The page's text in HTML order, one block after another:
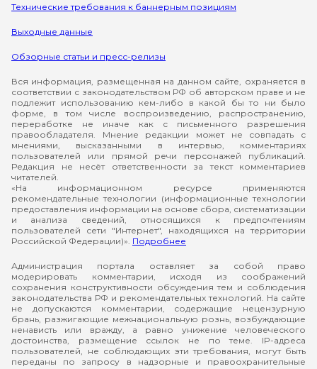
Технические требования к баннерным позициям
Выходные данные
Обзорные статьи и пресс-релизы
Вся информация, размещенная на данном сайте, охраняется в
соответствии с законодательством РФ об авторском праве и не
подлежит использованию кем-либо в какой бы то ни было
форме, в том числе воспроизведению, распространению,
переработке не иначе как с письменного разрешения
правообладателя. Мнение редакции может не совпадать с
мнениями, высказанными в интервью, комментариях
пользователей или прямой речи персонажей публикаций.
Редакция не несёт ответственности за текст комментариев
читателей.
«На информационном ресурсе применяются
рекомендательные технологии (информационные технологии
предоставления информации на основе сбора, систематизации
и анализа сведений, относящихся к предпочтениям
пользователей сети "Интернет", находящихся на территории
Российской Федерации)». Подробнее
Администрация портала оставляет за собой право
модерировать комментарии, исходя из соображений
сохранения конструктивности обсуждения тем и соблюдения
законодательства РФ и рекомендательных технологий. На сайте
не допускаются комментарии, содержащие нецензурную
брань, разжигающие межнациональную рознь, возбуждающие
ненависть или вражду, а равно унижение человеческого
достоинства, размещение ссылок не по теме. IP-адреса
пользователей, не соблюдающих эти требования, могут быть
переданы по запросу в надзорные и правоохранительные